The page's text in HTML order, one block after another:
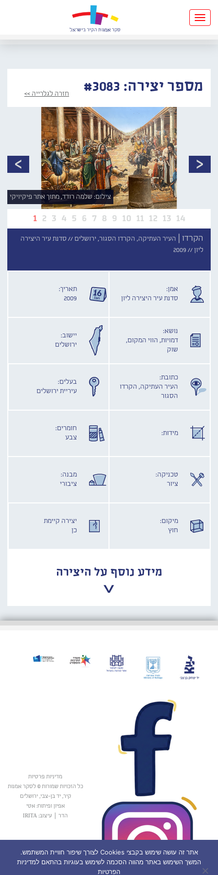
Toggle
navigation
מספר יצירה: #3083 חזרה לגלרייה >>
1 2 3 4 5 6 7 8 9 10 11 12 13 14
צילום: שלמה רודד, מתוך אתר פיקיויקי
הקרדו | העיר העתיקה, הקרדו הסגור, ירושלים // סדנת עיר היצירה
ליון // 2009
אמן:
סדנת עיר היצירה ליון
תאריך:
2009
נושא:
דמויות, הווי המקום,
שוק
יישוב:
ירושלים
כתובת:
העיר העתיקה, הקרדו
הסגור
בעלים:
עיריית ירושלים
מידות:
חומרים:
צבע
טכניקה:
ציור
מבנה:
ציבורי
מיקום:
חוץ
יצירה קיימת
כן
מידע נוסף על היצירה
מדיניות פרטיות
כל הזכויות שמורות © לסקר אמנות
קיר, יד בן-צבי, ירושלים
אפיון ופיתוח: אטי
הדר
עיצוב: IRITA
אתר זה עושה שימוש בקבצי Cookies לצורך שיפור חוויית המשתמש.
המשך השימוש באתר מהווה הסכמה לשימוש בעוגיות בהתאם למדיניות
הפרטיות